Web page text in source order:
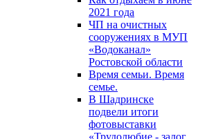
2021 года
ЧП на очистных
сооружениях в МУП
«Водоканал»
Ростовской области
Время семьи. Время
семье.
В Шадринске
подвели итоги
фотовыставки
«Трудолюбие - залог